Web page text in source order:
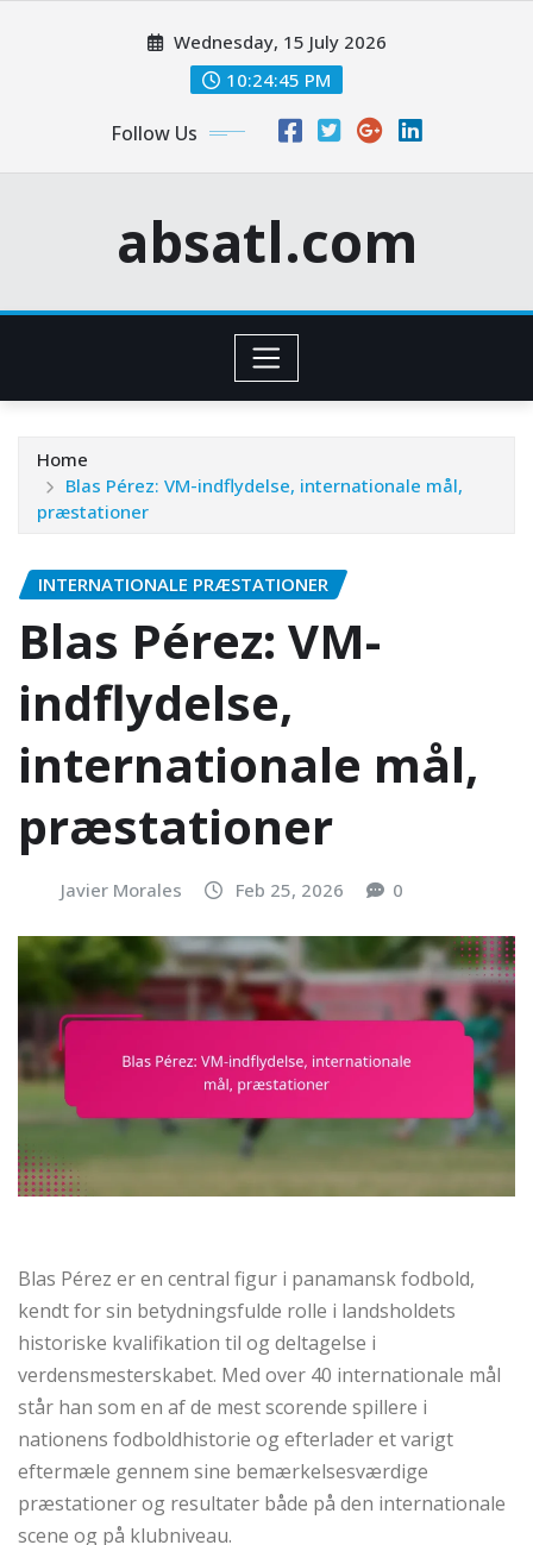
Wednesday, 15 July 2026
10:24:46 PM
Follow Us
absatl.com
Home
Blas Pérez: VM-indflydelse, internationale mål,
præstationer
INTERNATIONALE PRÆSTATIONER
Blas Pérez: VM-
indflydelse,
internationale mål,
præstationer
Javier Morales Feb 25, 2026 0
Blas Pérez er en central figur i panamansk fodbold,
kendt for sin betydningsfulde rolle i landsholdets
historiske kvalifikation til og deltagelse i
verdensmesterskabet. Med over 40 internationale mål
står han som en af de mest scorende spillere i
nationens fodboldhistorie og efterlader et varigt
eftermæle gennem sine bemærkelsesværdige
præstationer og resultater både på den internationale
scene og på klubniveau.